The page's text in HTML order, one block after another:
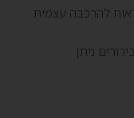
להרכבה עצמית
ניתן